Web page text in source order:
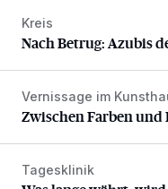
Nach Betrug: Azubis
Kreis
Nach Betrug: Azubis
Zwischen Farben und
Vernissage im
Zwischen Farben und
Was lange währt, wird
Tagesklinik